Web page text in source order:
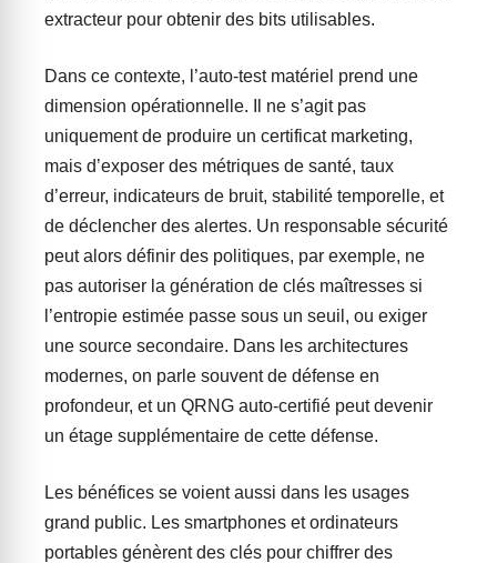
extracteur pour obtenir des bits utilisables.
Dans ce contexte, l’auto-test matériel prend une
dimension opérationnelle. Il ne s’agit pas
uniquement de produire un certificat marketing,
mais d’exposer des métriques de santé, taux
d’erreur, indicateurs de bruit, stabilité temporelle, et
de déclencher des alertes. Un responsable sécurité
peut alors définir des politiques, par exemple, ne
pas autoriser la génération de clés maîtresses si
l’entropie estimée passe sous un seuil, ou exiger
une source secondaire. Dans les architectures
modernes, on parle souvent de défense en
profondeur, et un QRNG auto-certifié peut devenir
un étage supplémentaire de cette défense.
Les bénéfices se voient aussi dans les usages
grand public. Les smartphones et ordinateurs
portables génèrent des clés pour chiffrer des